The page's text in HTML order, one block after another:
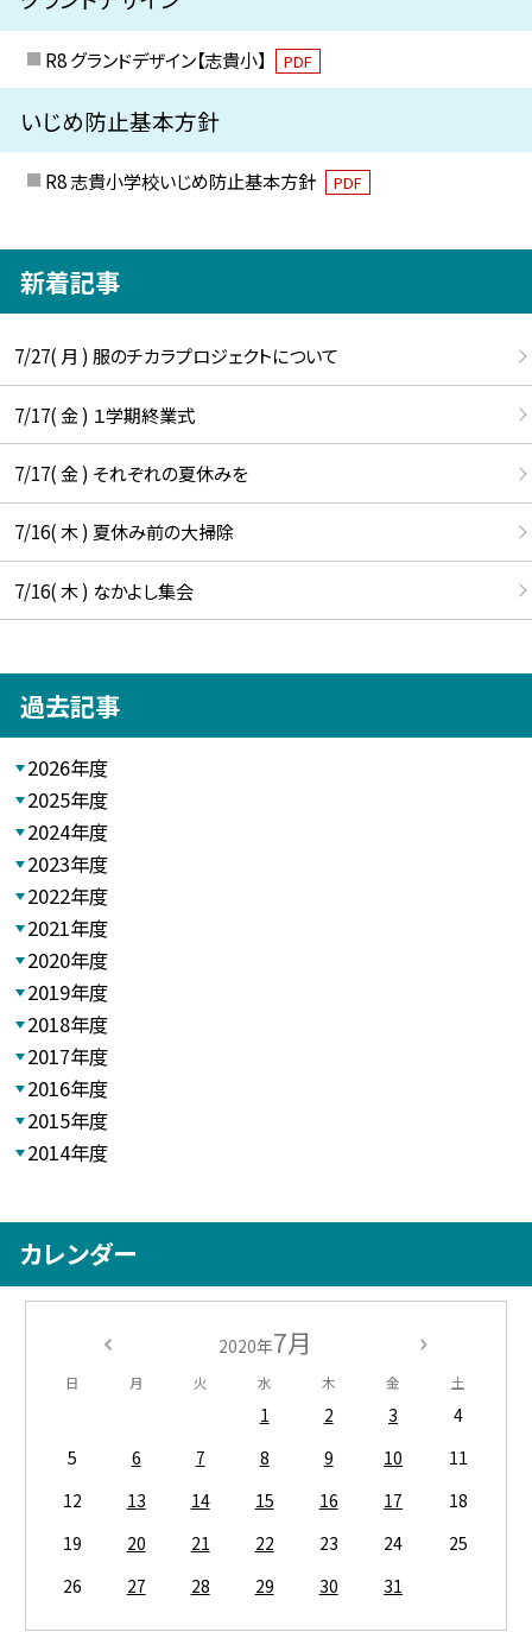
R8 グランドデザイン【志貴小】 PDF
いじめ防止基本方針
R8 志貴小学校いじめ防止基本方針 PDF
新着記事
7/27( 月 ) 服のチカラプロジェクトについて
7/17( 金 ) １学期終業式
7/17( 金 ) それぞれの夏休みを
7/16( 木 ) 夏休み前の大掃除
7/16( 木 ) なかよし集会
過去記事
2026年度
2025年度
2024年度
2023年度
2022年度
2021年度
2020年度
2019年度
2018年度
2017年度
2016年度
2015年度
2014年度
カレンダー
2020年7月
日 月 火 水 木 金 土
1 2 3
4
5
6 7 8 9 10
11
12
13 14 15 16 17
18
19
20 21 22 23 24
25
26
27 28 29 30 31